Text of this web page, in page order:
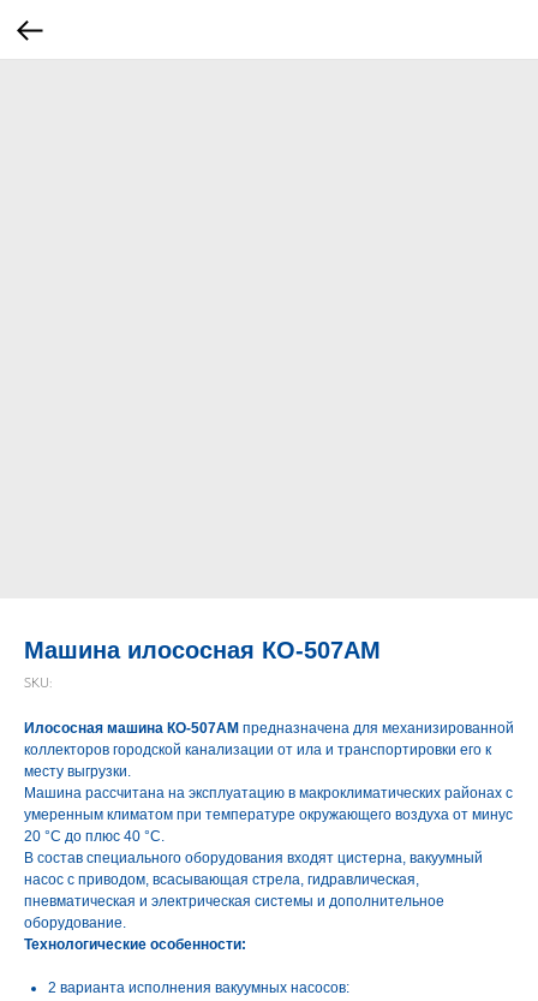
Машина илососная КО-507АМ
SKU:
Илососная машина КО-507АМ предназначена для механизированной
коллекторов городской канализации от ила и транспортировки его к
месту выгрузки.
Машина рассчитана на эксплуатацию в макроклиматических районах с
умеренным климатом при температуре окружающего воздуха от минус
20 °С до плюс 40 °С.
В состав специального оборудования входят цистерна, вакуумный
насос с приводом, всасывающая стрела, гидравлическая,
пневматическая и электрическая системы и дополнительное
оборудование.
Технологические особенности:
2 варианта исполнения вакуумных насосов: